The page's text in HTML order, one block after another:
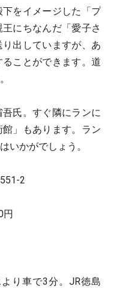
をイメージした「プ
にちなんだ「愛子さ
出していますが、あ
ことができます。道
氏。すぐ隣にランに
」もあります。ラン
いかがでしょう。
2
円
り車で3分。JR徳島